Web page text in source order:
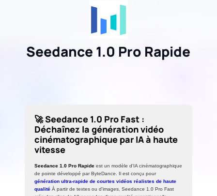
Seedance 1.0 Pro Rapide
🚀 Seedance 1.0 Pro Fast :
Déchaînez la génération vidéo
cinématographique par IA à haute
vitesse
Seedance 1.0 Pro Rapide est un modèle d'IA cinématographique
de pointe développé par ByteDance. Il est conçu pour
génération ultra-rapide de courtes vidéos réalistes de haute
qualité À partir de textes ou d'images, Seedance 1.0 Pro Fast